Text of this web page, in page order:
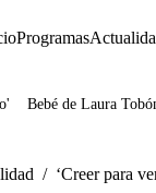
Programas
Bebé de Laura
/ ‘Creer para